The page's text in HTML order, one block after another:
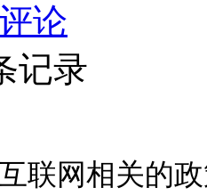
论
记录
联网相关的